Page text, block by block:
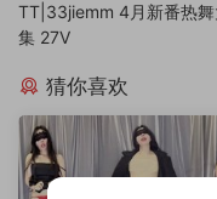
TT|33jiemm 4月新番热舞
集 27V
猜你喜欢